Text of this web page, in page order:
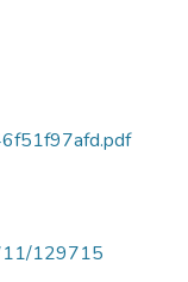
129715